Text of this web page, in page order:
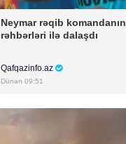
Neymar rəqib komandanın
rəhbərləri ilə dalaşdı
Qafqazinfo.az
Dünən 09:51